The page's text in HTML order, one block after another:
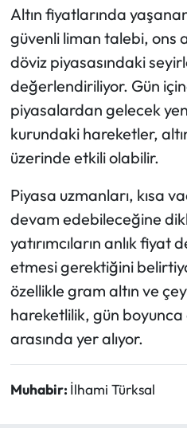
Altın fiyatlarında
güvenli liman talebi, ons
döviz piyasasındaki
değerlendiriliyor. Gün
piyasalardan gelecek
kurundaki hareketler,
üzerinde etkili olabilir.
Piyasa uzmanları, kısa
devam edebileceğine
yatırımcıların anlık fiyat
etmesi gerektiğini
özellikle gram altın ve
hareketlilik, gün boyunca
arasında yer alıyor.
Muhabir: İlhami Türksal